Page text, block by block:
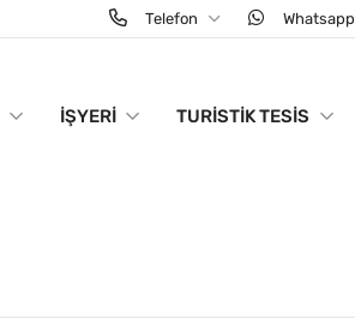
Telefon Whatsapp
İŞYERI TURISTIK TESIS